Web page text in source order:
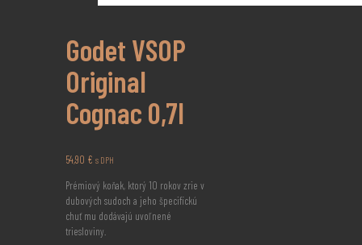
Godet VSOP
Original
Cognac 0,7l
54,90 € s DPH
Prémiový koňak, ktorý 10 rokov zrie v
dubových sudoch a jeho špecifickú
chuť mu dodávajú uvoľnené
triesloviny.